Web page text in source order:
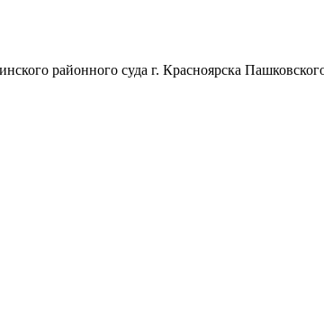
районного суда г. Красноярска